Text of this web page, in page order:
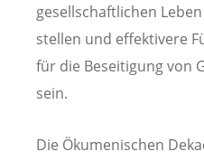
gesellschaftlichen
stellen und effektivere
für die Beseitigung von
sein.
Die Ökumenischen